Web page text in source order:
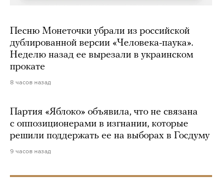
Песню Монеточки убрали из российской
дублированной версии «Человека-паука».
Неделю назад ее вырезали в украинском
прокате
8 часов назад
Партия «Яблоко» объявила, что не связана
с оппозиционерами в изгнании, которые
решили поддержать ее на выборах в Госдуму
9 часов назад